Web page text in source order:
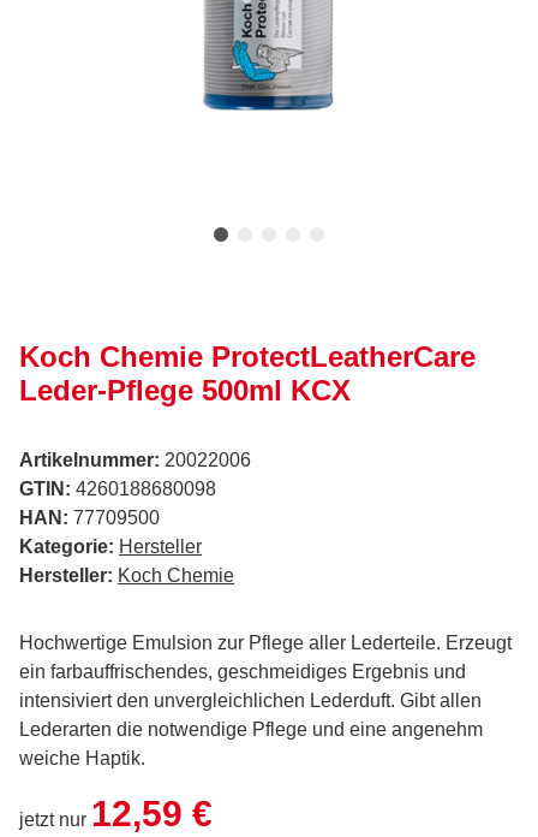
Koch Chemie ProtectLeatherCare
Leder-Pflege 500ml KCX
Artikelnummer: 20022006
GTIN: 4260188680098
HAN: 77709500
Kategorie: Hersteller
Hersteller: Koch Chemie
Hochwertige Emulsion zur Pflege aller Lederteile. Erzeugt
ein farbauffrischendes, geschmeidiges Ergebnis und
intensiviert den unvergleichlichen Lederduft. Gibt allen
Lederarten die notwendige Pflege und eine angenehm
weiche Haptik.
jetzt nur 12,59 €